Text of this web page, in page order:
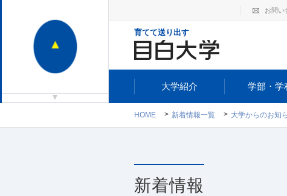
育てて送り出す
お問い
大学紹介 学部・学
HOME 新着情報一覧 大学からのお知
新着情報